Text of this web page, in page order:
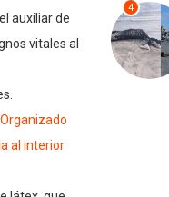
auxiliar de
vitales al
al interior
4